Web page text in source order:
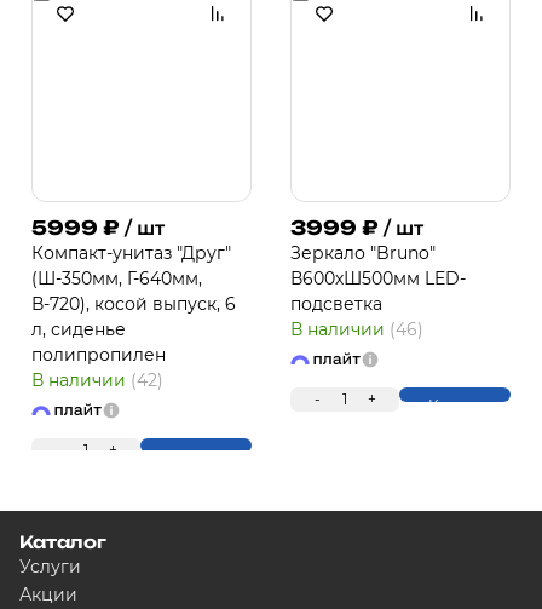
5999 ₽ / шт
Компакт-унитаз "Друг"
(Ш-350мм, Г-640мм,
В-720), косой выпуск, 6
л, сиденье
полипропилен
В наличии (42)
1 + Купить
3999 ₽ / шт
Зеркало "Bruno"
В600хШ500мм LED-
подсветка
В наличии (46)
- 1 + Купить
Каталог
Услуги
Акции